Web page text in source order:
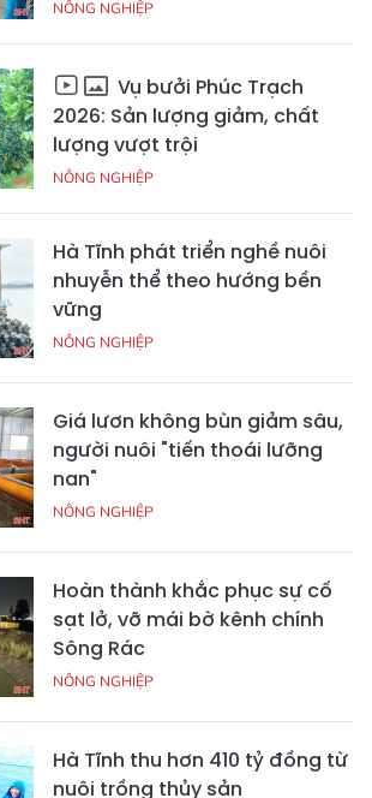
NÔNG NGHIỆP
Vụ bưởi Phúc Trạch
2026: Sản lượng giảm, chất
lượng vượt trội
NÔNG NGHIỆP
Hà Tĩnh phát triển nghề nuôi
nhuyễn thể theo hướng bền
vững
NÔNG NGHIỆP
Giá lươn không bùn giảm sâu,
người nuôi "tiến thoái lưỡng
nan"
NÔNG NGHIỆP
Hoàn thành khắc phục sự cố
sạt lở, vỡ mái bờ kênh chính
Sông Rác
NÔNG NGHIỆP
Hà Tĩnh thu hơn 410 tỷ đồng từ
nuôi trồng thủy sản